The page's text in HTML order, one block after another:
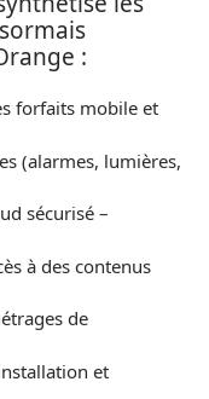
:
forfaits mobile et
(alarmes, lumières,
sécurisé –
à des contenus
de
et